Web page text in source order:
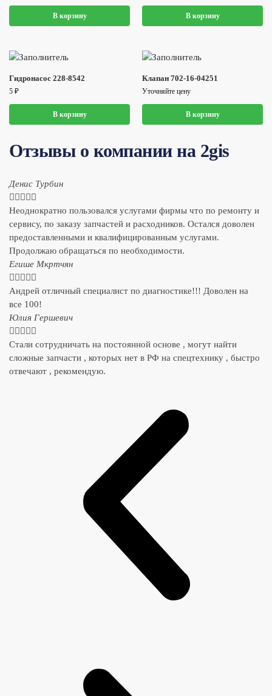
В корзину В корзину
Гидронасос 228-8542
5 ₽
В корзину
Клапан 702-16-04251
Уточняйте цену
В корзину
Отзывы о компании на 2gis
Денис Турбин
    
Неоднократно пользовался услугами фирмы что по ремонту и
сервису, по заказу запчастей и расходников. Остался доволен
предоставленными и квалифицированным услугами.
Продолжаю обращаться по необходимости.
​Егише Мкртчян
    
Андрей отличный специалист по диагностике!!! Доволен на
все 100!
​Юлия Гершевич
    
Стали сотрудничать на постоянной основе , могут найти
сложные запчасти , которых нет в РФ на спецтехнику , быстро
отвечают , рекомендую.